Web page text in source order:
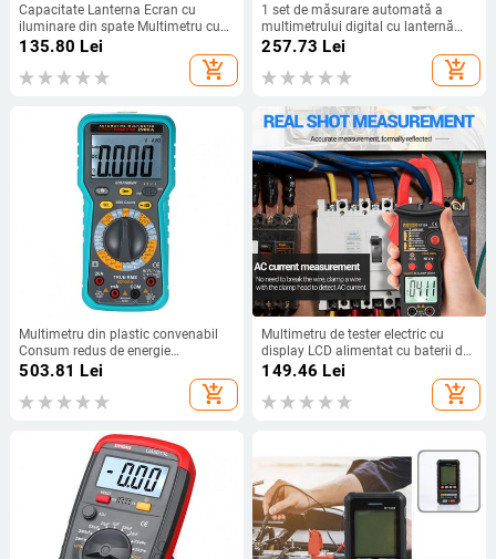
Capacitate Lanterna Ecran cu
iluminare din spate Multimetru cu
clemă digitală pentru birou
135.80 Lei
add_shopping_cart
1 set de măsurare automată a
multimetrului digital cu lanternă
pentru aplicație largă Tester de
rezistență întreținere a circuitului
257.73 Lei
add_shopping_cart
Multimetru din plastic convenabil
Consum redus de energie
Multimetru portabil Multimetru
503.81 Lei
add_shopping_cart
Multimetru de tester electric cu
display LCD alimentat cu baterii de
rezistenta pentru birou
149.46 Lei
add_shopping_cart